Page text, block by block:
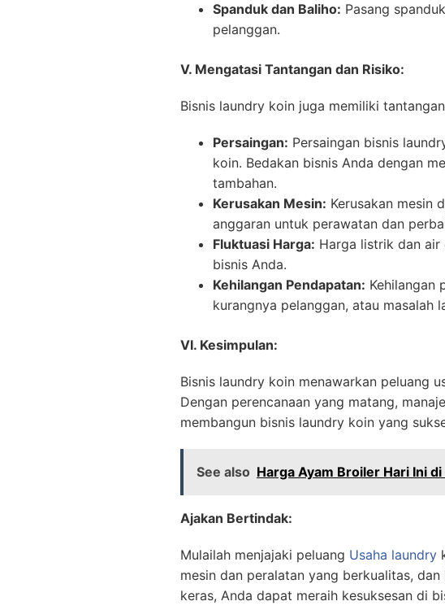
Spanduk dan Baliho: Pasang
pelanggan.
V. Mengatasi Tantangan dan Risiko:
Bisnis laundry koin juga memiliki
Persaingan: Persaingan bisnis
koin. Bedakan bisnis Anda dengan
tambahan.
Kerusakan Mesin: Kerusakan mesin
anggaran untuk perawatan dan
Fluktuasi Harga: Harga listrik dan
bisnis Anda.
Kehilangan Pendapatan: Kehilangan
kurangnya pelanggan, atau masalah
VI. Kesimpulan:
Bisnis laundry koin menawarkan peluang
Dengan perencanaan yang matang,
membangun bisnis laundry koin yang
See also Harga Ayam Broiler Hari Ini
Ajakan Bertindak:
Mulailah menjajaki peluang Usaha laundry
mesin dan peralatan yang berkualitas,
keras, Anda dapat meraih kesuksesan di